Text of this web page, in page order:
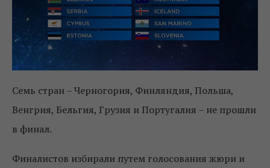
Семь стран – Черногория, Финляндия, Польша,
Венгрия, Бельгия, Грузия и Португалия – не прошли
в финал.
Финалистов избирали путем голосования жюри и